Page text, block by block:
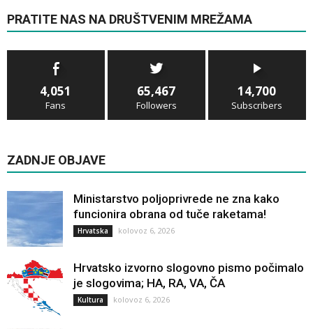
PRATITE NAS NA DRUŠTVENIM MREŽAMA
4,051
Fans
65,467
Followers
14,700
Subscribers
ZADNJE OBJAVE
Ministarstvo poljoprivrede ne zna kako
funcionira obrana od tuče raketama!
Hrvatska kolovoz 6, 2026
Hrvatsko izvorno slogovno pismo počimalo
je slogovima; HA, RA, VA, ČA
Kultura kolovoz 6, 2026